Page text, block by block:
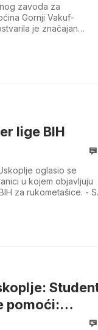
zavoda za
Gornji Vakuf-
je značajan
lige BIH
oglasio se
u kojem objavljuju
za rukometašice. -
pomoći: